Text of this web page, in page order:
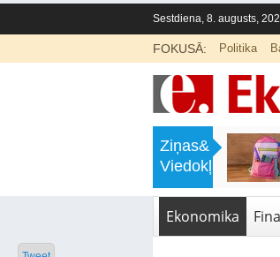
Sestdiena, 8. augusts,
FOKUSĀ: Politika
Ziņas&
Viedokļi
Labklājības ministrija rosina reformēt
un būtiski uzlabot vecāku pabalstu
Ekonomika